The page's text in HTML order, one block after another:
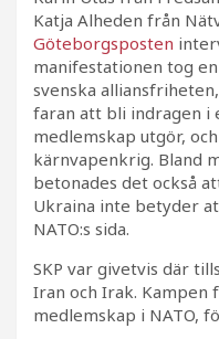
Katja Alheden från
Göteborgsposten
manifestationen tog
svenska
faran att bli indragen i
medlemskap utgör,
kärnvapenkrig. Bland
betonades det också
Ukraina inte betyder
NATO:s sida.
SKP var givetvis där
Iran och Irak.
medlemskap i NATO,